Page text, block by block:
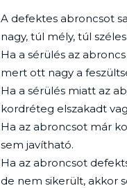
A defektes abroncsot
nagy, túl mély, túl
Ha a sérülés az
mert ott nagy a
Ha a sérülés miatt az
kordréteg elszakadt
Ha az abroncsot már
sem javítható.
Ha az abroncsot
de nem sikerült, akkor